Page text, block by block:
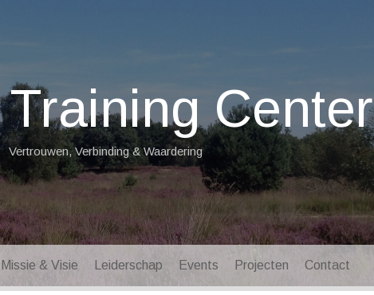
Center
Vertrouwen, Verbinding & Waardering
Missie & Visie Leiderschap Events Projecten Contact